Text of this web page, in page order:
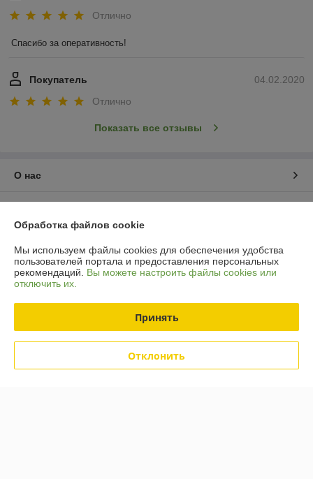
Отлично
Спасибо за оперативность!
04.02.2020
Покупатель
Отлично
Показать все отзывы
О нас
График работы
Полная версия сайта
Политика обработки cookies
Сайт создан на платформе Deal.by
Обработка файлов cookie
Мы используем файлы cookies для обеспечения удобства
пользователей портала и предоставления персональных
рекомендаций. Вы можете настроить файлы cookies или
отключить их.
Принять
Отклонить